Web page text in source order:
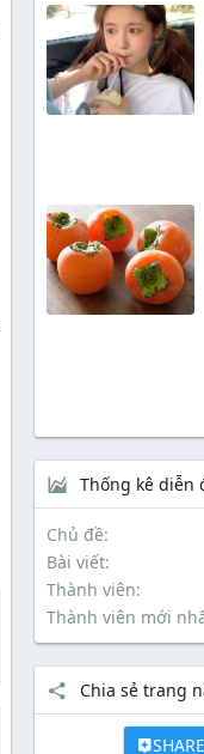
Thống kê diễn
Chủ đề
Bài viết
Thành viên
Thành viên mới
Chia sẻ trang